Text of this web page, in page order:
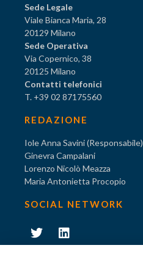
Sede Legale
Viale Bianca Maria, 28
20129 Milano
Sede Operativa
Via Copernico, 38
20125 Milano
Contatti telefonici
T. +39 02 87175560
REDAZIONE
Iole Anna Savini (Responsabile)
Ginevra Campalani
Lorenzo Nicolò Meazza
Maria Antonietta Procopio
SOCIAL NETWORK